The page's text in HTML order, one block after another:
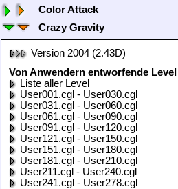
Color Attack
Crazy Gravity
Version 2004 (2.43D)
Von Anwendern entworfende
Liste aller Level
User001.cgl - User030.cgl
User031.cgl - User060.cgl
User061.cgl - User090.cgl
User091.cgl - User120.cgl
User121.cgl - User150.cgl
User151.cgl - User180.cgl
User181.cgl - User210.cgl
User211.cgl - User240.cgl
User241.cgl - User278.cgl